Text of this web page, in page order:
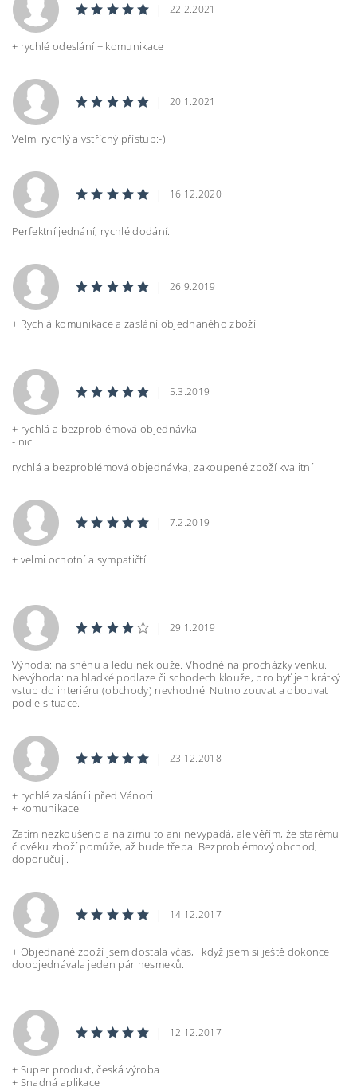
| 22.2.2021
+ rychlé odeslání + komunikace
| 20.1.2021
Velmi rychlý a vstřícný přístup:-)
| 16.12.2020
Perfektní jednání, rychlé dodání.
| 26.9.2019
+ Rychlá komunikace a zaslání objednaného zboží
| 5.3.2019
+ rychlá a bezproblémová objednávka
- nic
rychlá a bezproblémová objednávka, zakoupené zboží kvalitní
| 7.2.2019
+ velmi ochotní a sympatičtí
| 29.1.2019
Výhoda: na sněhu a ledu neklouže. Vhodné na procházky venku.
Nevýhoda: na hladké podlaze či schodech klouže, pro byť jen krátký
vstup do interiéru (obchody) nevhodné. Nutno zouvat a obouvat
podle situace.
| 23.12.2018
+ rychlé zaslání i před Vánoci
+ komunikace
Zatím nezkoušeno a na zimu to ani nevypadá, ale věřím, že starému
člověku zboží pomůže, až bude třeba. Bezproblémový obchod,
doporučuji.
| 14.12.2017
+ Objednané zboží jsem dostala včas, i když jsem si ještě dokonce
doobjednávala jeden pár nesmeků.
| 12.12.2017
+ Super produkt, česká výroba
+ Snadná aplikace